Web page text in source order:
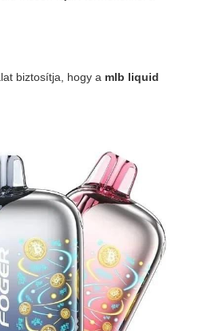
biztosítja, hogy a mlb liquid